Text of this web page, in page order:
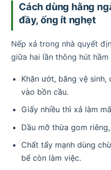
Cách dùng hằng
đầy, ống ít nghẹt
Nếp xả trong nhà quyết
giữa hai lần thông hút
Khăn ướt, băng vệ
vào bồn cầu.
Giấy nhiều thì xả làm
Dầu mỡ thừa gom
Chất tẩy mạnh dùng
bể còn làm việc.